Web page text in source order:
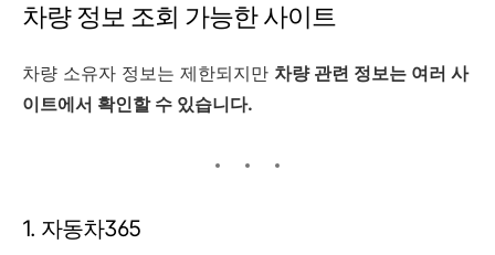
차량 정보 조회 가능한 사이트
차량 소유자 정보는 제한되지만 차량 관련 정보는 여러 사
이트에서 확인할 수 있습니다.
1. 자동차365